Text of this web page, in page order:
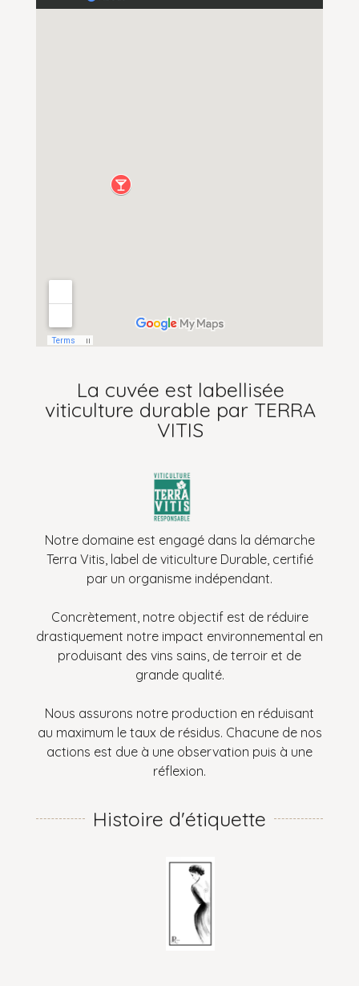
La cuvée est labellisée
viticulture durable par TERRA
VITIS
Notre domaine est engagé dans la démarche
Terra Vitis, label de viticulture Durable, certifié
par un organisme indépendant.
Concrètement, notre objectif est de réduire
drastiquement notre impact environnemental en
produisant des vins sains, de terroir et de
grande qualité.
Nous assurons notre production en réduisant
au maximum le taux de résidus. Chacune de nos
actions est due à une observation puis à une
réflexion.
Histoire d'étiquette